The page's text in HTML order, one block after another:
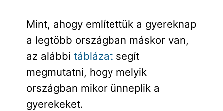
Mint, ahogy említettük a gyereknap
a legtöbb országban máskor van,
az alábbi táblázatsegít
megmutatni, hogy melyik
országban mikor ünneplik a
gyerekeket.